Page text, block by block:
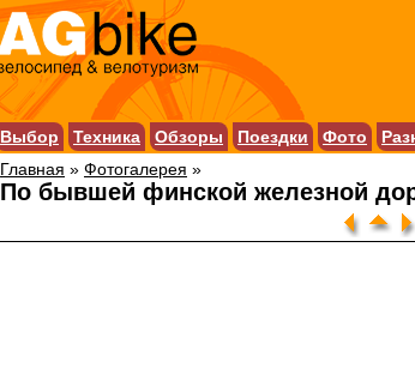
Выбор Техника Обзоры Поездки Фото
Главная » Фотогалерея »
По бывшей финской железной